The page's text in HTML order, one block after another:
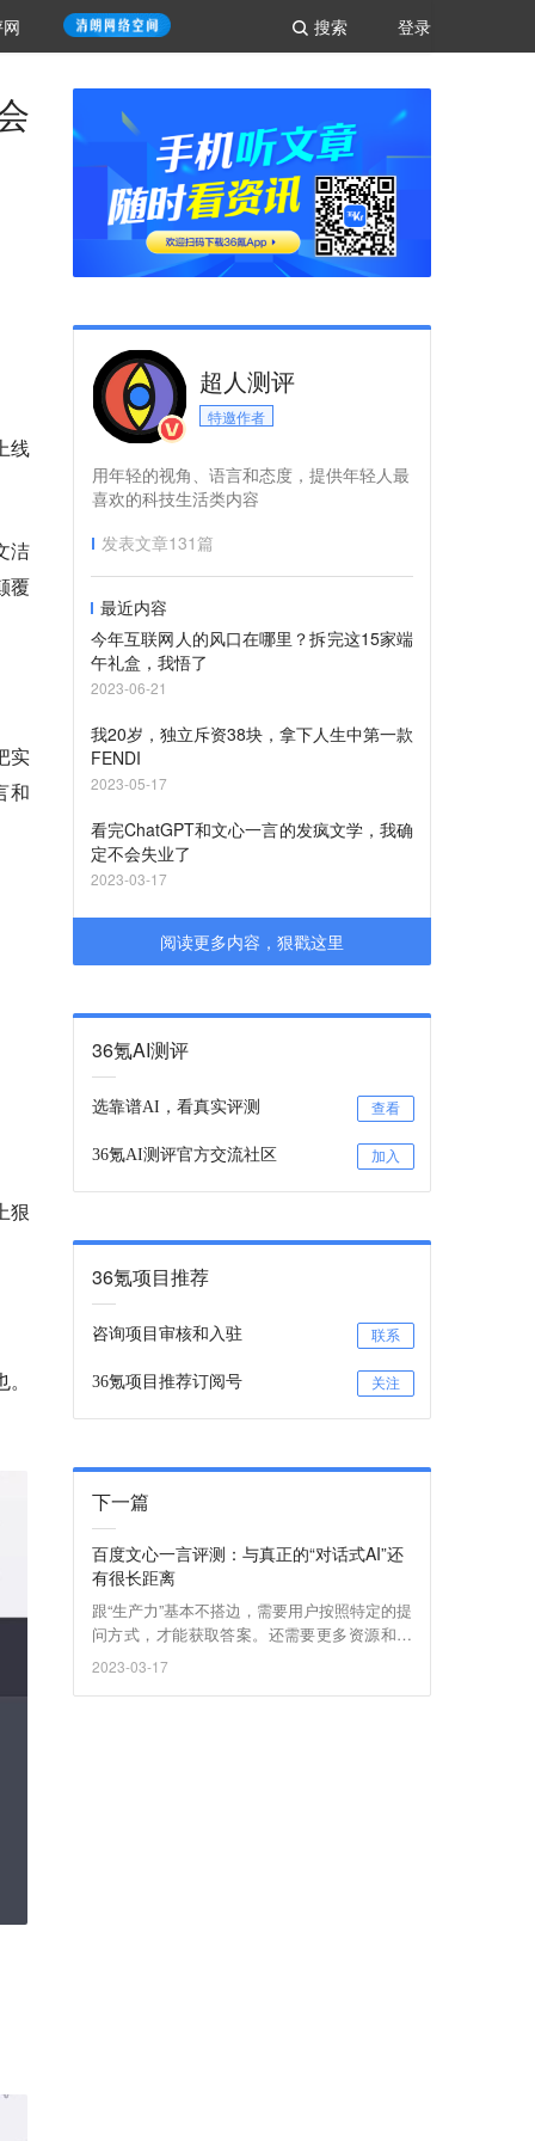
登录
搜索
线
洁
覆
实
和
狠
超人测评
特邀作者
用年轻的视角、语言和态度，提供年轻人最
喜欢的科技生活类内容
发表文章131篇
最近内容
今年互联网人的风口在哪里？拆完这15家端
午礼盒，我悟了
2023-06-21
我20岁，独立斥资38块，拿下人生中第一款
FENDI
2023-05-17
看完ChatGPT和文心一言的发疯文学，我确
定不会失业了
2023-03-17
阅读更多内容，狠戳这里
36氪AI测评
选靠谱AI，看真实评测 查看
36氪AI测评官方交流社区 加入
36氪项目推荐
咨询项目审核和入驻 联系
36氪项目推荐订阅号 关注
下一篇
百度文心一言评测：与真正的“对话式AI”还
有很长距离
跟“生产力”基本不搭边，需要用户按照特定的提
问方式，才能获取答案。还需要更多资源和时
间进行更新迭代。
2023-03-17